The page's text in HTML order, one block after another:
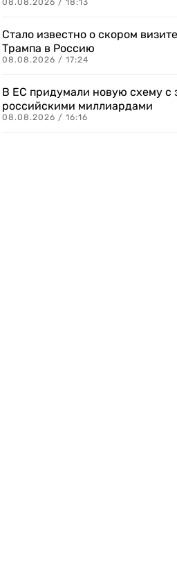
08.08.2026 / 18:13
Стало известно о скором
Трампа в Россию
08.08.2026 / 17:24
В ЕС придумали новую схему
российскими миллиардами
08.08.2026 / 16:16